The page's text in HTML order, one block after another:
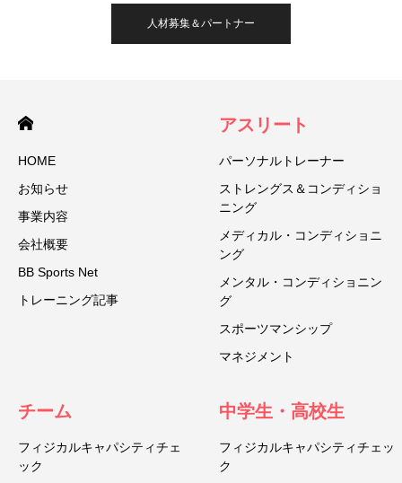
人材募集＆パートナー
HOME
お知らせ
事業内容
会社概要
BB Sports Net
トレーニング記事
アスリート
パーソナルトレーナー
ストレングス＆コンディショ
ニング
メディカル・コンディショニ
ング
メンタル・コンディショニン
グ
スポーツマンシップ
マネジメント
チーム
フィジカルキャパシティチェ
ック
中学生・高校生
フィジカルキャパシティチェッ
ク